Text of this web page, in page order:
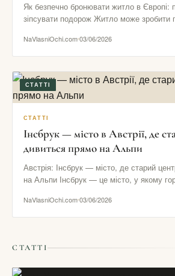
Як безпечно бронювати житло в
зіпсувати подорож Житло може
NaVlasniOchi.com03/06/2026
СТАТТІ
СТАТТІ
Інсбрук — місто в Австрії, де
дивиться прямо на Альпи
Австрія: Інсбрук — місто, де старий
на Альпи Інсбрук — це місто, у якому
NaVlasniOchi.com03/06/2026
СТАТТІ